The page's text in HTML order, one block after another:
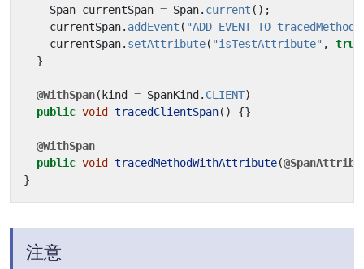
Span currentSpan = Span. current ();
currentSpan. addEvent ( "ADD EVENT TO
currentSpan. setAttribute( "isTestAttribute" , true
}
@WithSpan( kind = SpanKind . CLIENT)
public void tracedClientSpan() {}
@WithSpan
public void tracedMethodWithAttribute(
}
注意